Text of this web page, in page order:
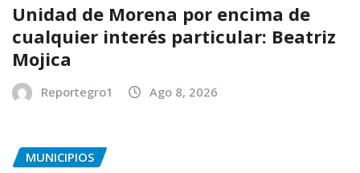
Unidad de Morena por encima de
cualquier interés particular: Beatriz
Mojica
Reportegro1 Ago 8, 2026
MUNICIPIOS